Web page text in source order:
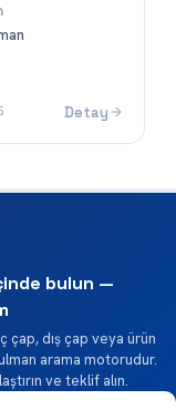
Detay
bulun —
çap, dış çap veya ürün
arama motorudur.
ve teklif alın.